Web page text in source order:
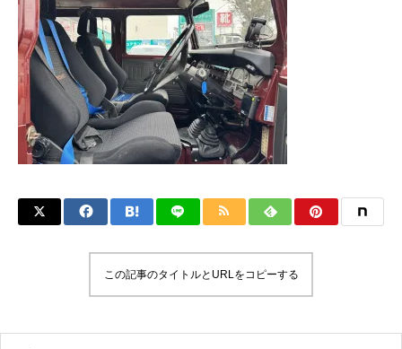
イギリス車
ENGLAND
ドイツ車
GERMANY
この記事のタイトルとURLをコピーする